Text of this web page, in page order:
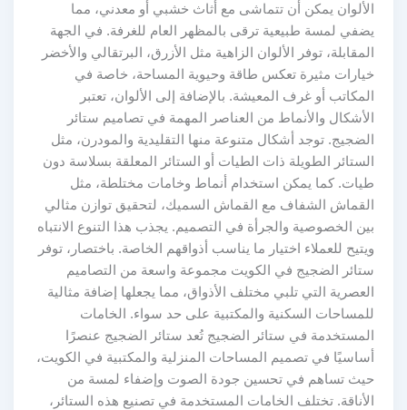
الألوان يمكن أن تتماشى مع أثاث خشبي أو معدني، مما
يضفي لمسة طبيعية ترقى بالمظهر العام للغرفة. في الجهة
المقابلة، توفر الألوان الزاهية مثل الأزرق، البرتقالي والأخضر
خيارات مثيرة تعكس طاقة وحيوية المساحة، خاصة في
المكاتب أو غرف المعيشة. بالإضافة إلى الألوان، تعتبر
الأشكال والأنماط من العناصر المهمة في تصاميم ستائر
الضجيج. توجد أشكال متنوعة منها التقليدية والمودرن، مثل
الستائر الطويلة ذات الطيات أو الستائر المعلقة بسلاسة دون
طيات. كما يمكن استخدام أنماط وخامات مختلطة، مثل
القماش الشفاف مع القماش السميك، لتحقيق توازن مثالي
بين الخصوصية والجرأة في التصميم. يجذب هذا التنوع الانتباه
ويتيح للعملاء اختيار ما يناسب أذواقهم الخاصة. باختصار، توفر
ستائر الضجيج في الكويت مجموعة واسعة من التصاميم
العصرية التي تلبي مختلف الأذواق، مما يجعلها إضافة مثالية
للمساحات السكنية والمكتبية على حد سواء. الخامات
المستخدمة في ستائر الضجيج تُعد ستائر الضجيج عنصرًا
أساسيًا في تصميم المساحات المنزلية والمكتبية في الكويت،
حيث تساهم في تحسين جودة الصوت وإضفاء لمسة من
الأناقة. تختلف الخامات المستخدمة في تصنيع هذه الستائر،